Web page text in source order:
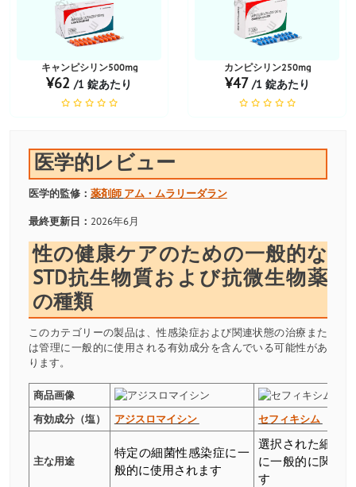
お薬ショップ
キャンピシリン500mg
¥62 /1 錠あたり
お薬ショップ
カンピシリン250mg
¥47 /1 錠あたり
医学的レビュー
医学的監修： 薬剤師 アム・ムラリーダラン
最終更新日： 2026年6月
性の健康ケアのための一般的な
STD抗生物質および抗微生物薬
の種類
このカテゴリーの製品は、性感染症および関連状態の治療また
は管理に一般的に使用される有効成分を含んでいる可能性があ
ります。
商品画像
有効成分（塩）
アジスロマイシン セフィキシム
主な用途
特定の細菌性感染症に一
般的に使用されます
選択された細菌
に一般的に関連
す